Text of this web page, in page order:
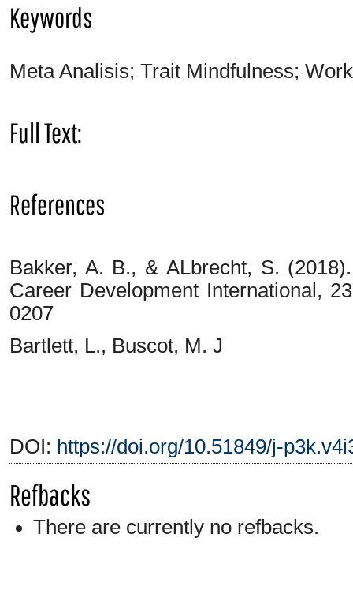
Keywords
Meta Analisis; Trait Mindfulness;
Full Text:
References
Bakker, A. B., & ALbrecht, S.
Career Development International,
0207
Bartlett, L., Buscot, M. J
DOI: https://doi.org/10.51849/j-
Refbacks
There are currently no refbacks.